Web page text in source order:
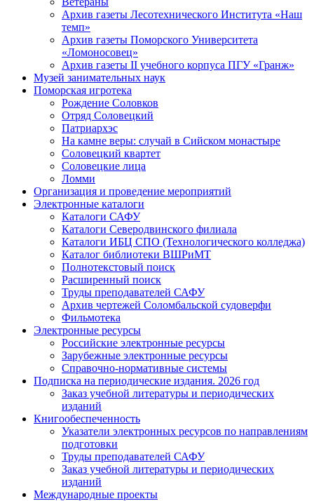
Архив газеты Лесотехнического Института «Наш
темп»
Архив газеты Поморского Университета
«Ломоносовец»
Архив газеты II учебного корпуса ПГУ «Гранж»
Музей занимательных наук
Поморская игротека
Рождение Соловков
Отряд Соловецкий
Патриархэс
На камне веры: случай в Сийском монастыре
Соловецкий квартет
Соловецкие лица
Ломми
Организация и проведение мероприятий
Электронные каталоги
Каталоги САФУ
Каталоги Северодвинского филиала
Каталоги ИБЦ СПО (Технологического колледжа)
Каталог библиотеки ВШРиМТ
Полнотекстовый поиск
Расширенный поиск
Труды преподавателей САФУ
Архив чертежей Соломбальской судоверфи
Фильмотека
Электронные ресурсы
Российские электронные ресурсы
Зарубежные электронные ресурсы
Справочно-нормативные системы
Подписка на периодические издания. 2026 год
Заказ учебной литературы и периодических
изданий
Книгообеспеченность
Указатели электронных ресурсов по направлениям
подготовки
Труды преподавателей САФУ
Заказ учебной литературы и периодических
изданий
Международные проекты